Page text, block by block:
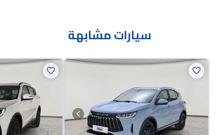
سيارات مشابهة